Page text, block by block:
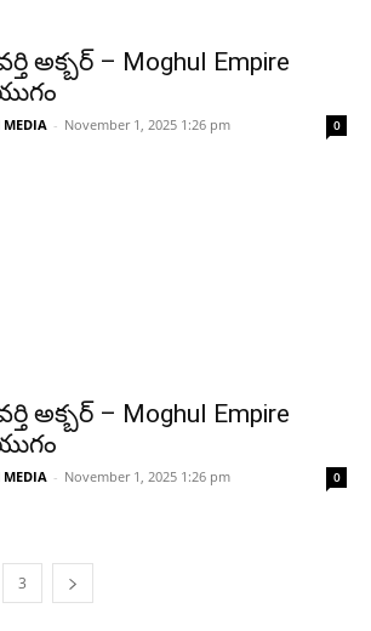
అక్బర్ – Moghul Empire
MEDIA - November 1, 2025 1:26 pm 0
అక్బర్ – Moghul Empire
MEDIA - November 1, 2025 1:26 pm 0
3